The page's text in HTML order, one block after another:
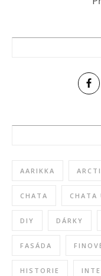
AARIKKA
CHATA CHATA
DIY DÁRKY
FASÁDA
HISTORIE